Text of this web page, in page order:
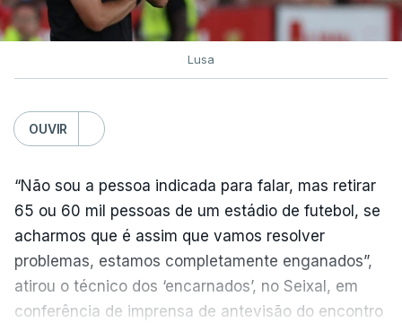
Lusa
OUVIR
“Não sou a pessoa indicada para falar, mas retirar
65 ou 60 mil pessoas de um estádio de futebol, se
acharmos que é assim que vamos resolver
problemas, estamos completamente enganados”,
atirou o técnico dos ‘encarnados’, no Seixal, em
conferência de imprensa de antevisão do encontro